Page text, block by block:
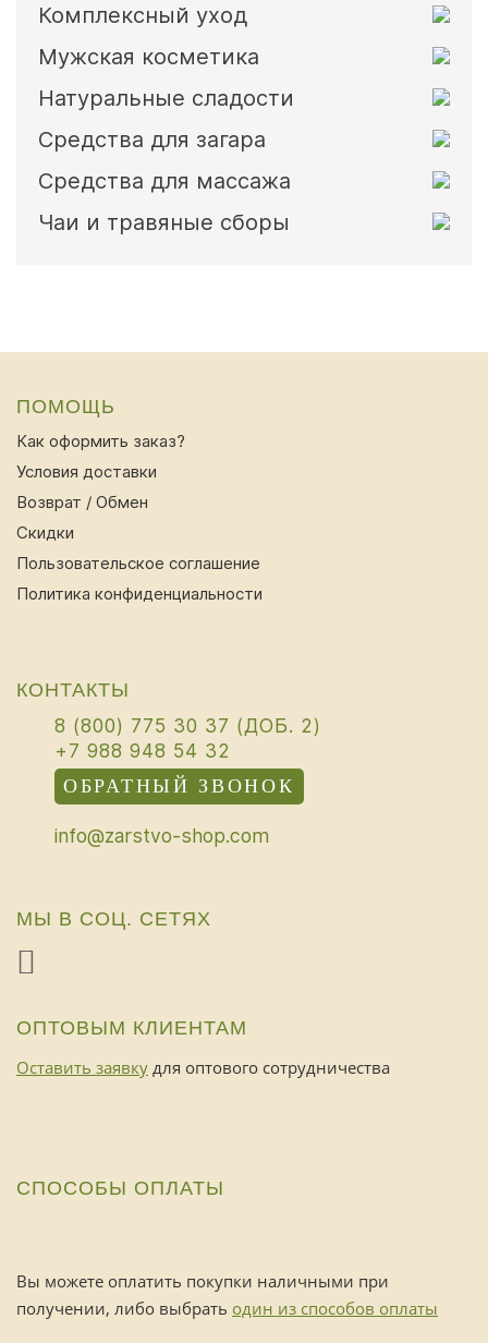
Комплексный уход
Мужская косметика
Натуральные сладости
Средства для загара
Средства для массажа
Чаи и травяные сборы
ПОМОЩЬ
Как оформить заказ?
Условия доставки
Возврат / Обмен
Скидки
Пользовательское соглашение
Политика конфиденциальности
КОНТАКТЫ
8 (800) 775 30 37 (ДОБ. 2)
+7 988 948 54 32
ОБРАТНЫЙ ЗВОНОК
info@zarstvo-shop.com
МЫ В СОЦ. СЕТЯХ
ОПТОВЫМ КЛИЕНТАМ
Оставить заявку для оптового сотрудничества
СПОСОБЫ ОПЛАТЫ
Вы можете оплатить покупки наличными при
получении, либо выбрать один из способов оплаты